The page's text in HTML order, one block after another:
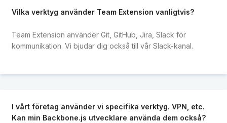
Vilka verktyg använder Team Extension vanligtvis?
Team Extension använder Git, GitHub, Jira, Slack för
kommunikation. Vi bjudar dig också till vår Slack-kanal.
I vårt företag använder vi specifika verktyg. VPN, etc.
Kan min Backbone.js utvecklare använda dem också?